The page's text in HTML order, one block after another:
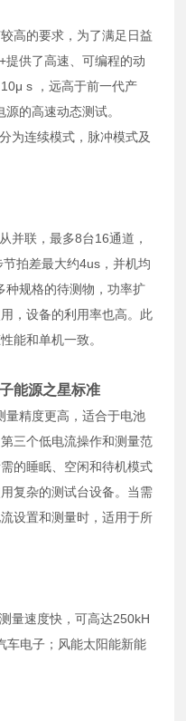
高的要求，为了满足日益
提供了高速、可编程的动
s ，远高于前一代产
的高速动态测试。
为连续模式，脉冲模式及
并联，最多8台16通道，
拍差最大约4us，并机均
种规格的待测物，功率扩
，设备的利用率也高。此
能和单机一致。
能源之星标准
量精度更高，适合于电池
三个低电流操作和测量范
的睡眠、空闲和待机模式
复杂的测试台设备。当需
设置和测量时，适用于所
量速度快，可高达250kH
车电子；风能太阳能新能